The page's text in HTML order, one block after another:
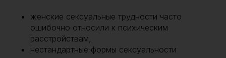
женские сексуальные трудности часто
ошибочно относили к психическим
расстройствам,
нестандартные формы сексуальности